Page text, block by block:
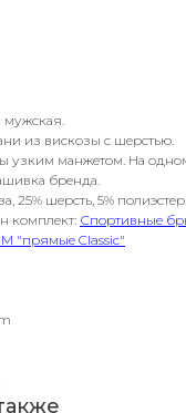
мужская.
из вискозы с шерстью.
узким манжетом. На
бренда.
25% шерсть, 5% полиэстер.
комплект: Спортивные
"прямые Classic"